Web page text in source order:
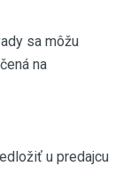
sa môžu
na
u predajcu